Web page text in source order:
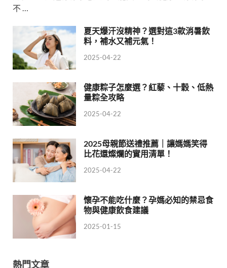
不 …
夏天爆汗沒精神？選對這3款消暑飲
料，補水又補元氣！
2025-04-22
健康粽子怎麼選？紅藜、十穀、低熱
量粽全攻略
2025-04-22
2025母親節送禮推薦｜讓媽媽笑得
比花還燦爛的實用清單！
2025-04-22
懷孕不能吃什麼？孕媽必知的禁忌食
物與健康飲食建議
2025-01-15
熱門文章